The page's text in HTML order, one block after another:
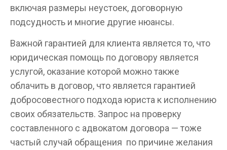
включая размеры неустоек, договорную
подсудность и многие другие нюансы.
Важной гарантией для клиента является то, что
юридическая помощь по договору является
услугой, оказание которой можно также
облачить в договор, что является гарантией
добросовестного подхода юриста к исполнению
своих обязательств. Запрос на проверку
составленного с адвокатом договора — тоже
частый случай обращения по причине желания